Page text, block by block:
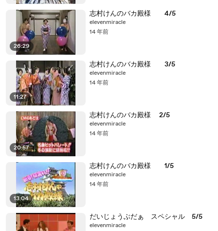
26:29
志村けんのバカ殿様 4/5
elevenmiracle
14 年前
11:27
志村けんのバカ殿様 3/5
elevenmiracle
14 年前
20:57
志村けんのバカ殿様 2/5
elevenmiracle
14 年前
13:04
志村けんのバカ殿様 1/5
elevenmiracle
14 年前
だいじょうぶだぁ スペシャル 5/5
elevenmiracle